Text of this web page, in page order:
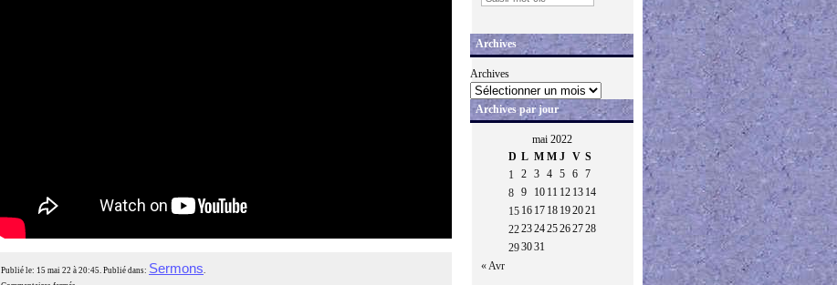
Publié le: 15 mai 22 à 20:45. Publié dans: Sermons
Archives
Archives
Archives par jour
mai 2022
D L M M J V S
1
2 3 4 5 6
7
8
9 10 11 12 13 14
15 16 17 18 192021
22232425262728
293031
« Avr